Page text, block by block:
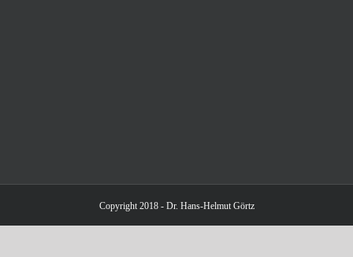
Copyright 2018 - Dr. Hans-Helmut Görtz